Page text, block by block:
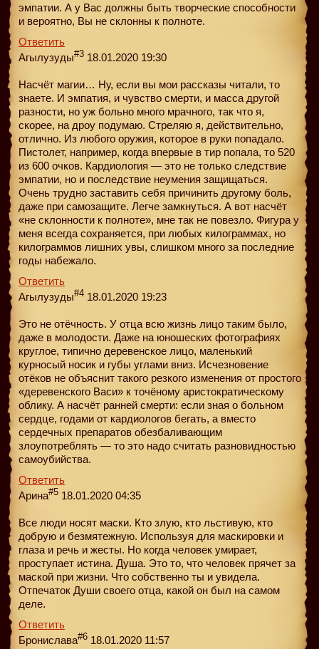
эмпатии. А у Вас должны быть творческие способности
и вероятно, Вы не склонны к полноте.
Ответить
Агылузуды#3 18.01.2020 19:30
Насчёт магии… Ну, если вы мои рассказы читали, то
знаете. И эмпатия, и чувство смерти, и масса другой
разности, но уж больно много мрачного, так что я,
скорее, на дроу подумаю. Стреляю я, действительно,
отлично. Из любого оружия, которое в руки попадало.
Пистолет, например, когда впервые в тир попала, то 520
из 600 очков. Кардиология — это не только следствие
эмпатии, но и последствие неумения защищаться.
Очень трудно заставить себя причинить другому боль,
даже при самозащите. Легче замкнуться. А вот насчёт
«не склонности к полноте», мне так не повезло. Фигура у
меня всегда сохраняется, при любых килограммах, но
килограммов лишних увы, слишком много за последние
годы набежало.
Ответить
Агылузуды#4 18.01.2020 19:23
Это не отёчность. У отца всю жизнь лицо таким было,
даже в молодости. Даже на юношеских фотографиях
круглое, типично деревенское лицо, маленький
курносый носик и губы углами вниз. Исчезновение
отёков не объяснит такого резкого изменения от простого
«деревенского Васи» к точёному аристократическому
облику. А насчёт ранней смерти: если зная о больном
сердце, годами от кардиологов бегать, а вместо
сердечных препаратов обезбаливающим
злоупотреблять — то это надо считать разновидностью
самоубийства.
Ответить
Арина#5 18.01.2020 04:35
Все люди носят маски. Кто злую, кто льстивую, кто
добрую и безмятежную. Используя для маскировки и
глаза и речь и жесты. Но когда человек умирает,
проступает истина. Душа. Это то, что человек прячет за
маской при жизни. Что собственно ты и увидела.
Отпечаток Души своего отца, какой он был на самом
деле.
Ответить
Бронислава#6 18.01.2020 11:57